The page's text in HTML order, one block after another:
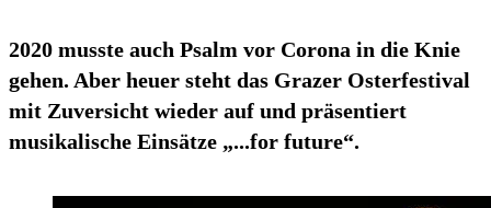
2020 musste auch Psalm vor Corona in die Knie
gehen. Aber heuer steht das Grazer Osterfestival
mit Zuversicht wieder auf und präsentiert
musikalische Einsätze „...for future“.